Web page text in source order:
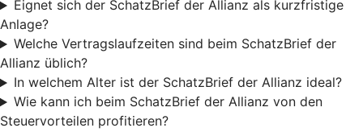
Eignet sich der SchatzBrief der Allianz als kurzfristige
Anlage?
Welche Vertragslaufzeiten sind beim SchatzBrief der
Allianz üblich?
In welchem Alter ist der SchatzBrief der Allianz ideal?
Wie kann ich beim SchatzBrief der Allianz von den
Steuervorteilen profitieren?